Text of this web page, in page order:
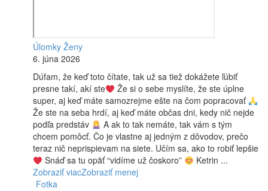
Úlomky Ženy
6. júna 2026
Dúfam, že keď toto čítate, tak už sa tiež dokážete ľúbiť
presne takí, akí ste
Že si o sebe myslíte, že ste úplne
super, aj keď máte samozrejme ešte na čom popracovať
Že ste na seba hrdí, aj keď máte občas dni, kedy nič nejde
podľa predstáv
A ak to tak nemáte, tak vám s tým
chcem pomôcť. Čo je vlastne aj jedným z dôvodov, prečo
teraz nič neprispievam na siete. Učím sa, ako to robiť lepšie
Snáď sa tu opäť “vidíme už čoskoro”
Ketrin ...
Zobraziť viacZobraziť menej
Fotka